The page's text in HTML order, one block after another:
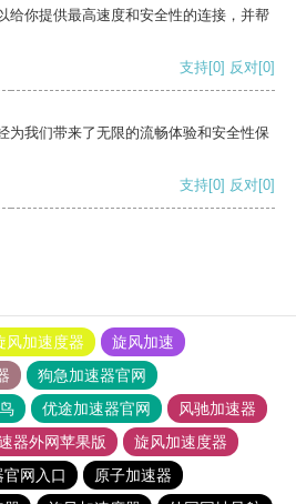
给你提供最高速度和安全性的连接，并帮
支持[0] 反对[0]
为我们带来了无限的流畅体验和安全性保
支持[0] 反对[0]
风加速度器
旋风加速
狗急加速器官网
优途加速器官网
风驰加速器
器外网苹果版
旋风加速度器
网入口
原子加速器